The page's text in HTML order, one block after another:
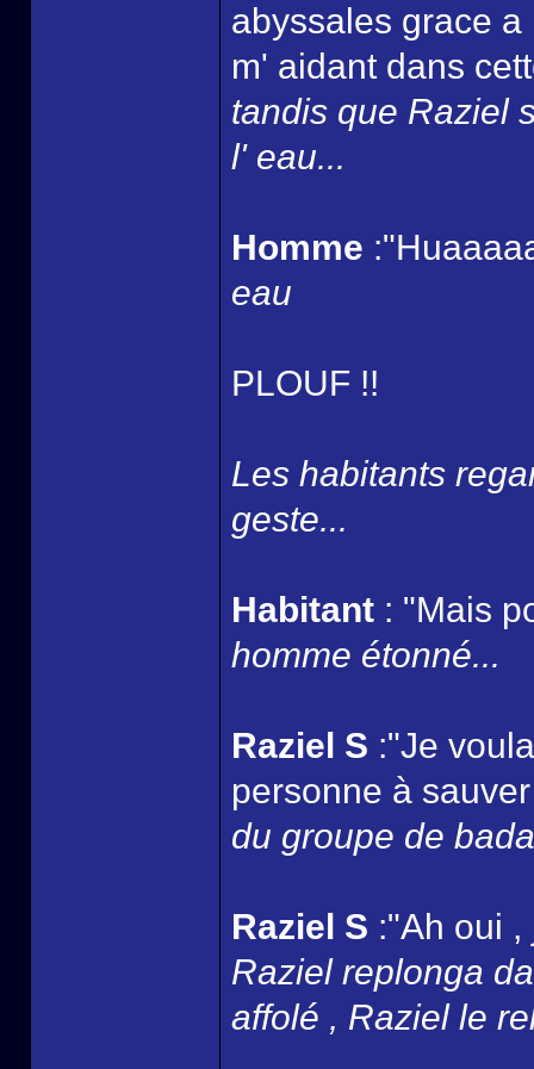
abyssales grace
m' aidant dans
tandis que Raziel
l' eau...
Homme
eau
PLOUF !!
Les habitants
geste...
Habitant : "Mais
homme étonné...
Raziel S :"Je
personne à
du groupe de
Raziel S :"Ah oui
Raziel replonga
affolé , Raziel le